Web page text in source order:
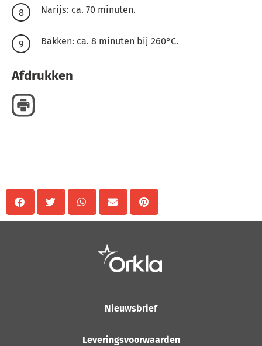
Narijs: ca. 70 minuten.
Bakken: ca. 8 minuten bij 260°C.
Afdrukken
Nieuwsbrief
Leveringsvoorwaarden